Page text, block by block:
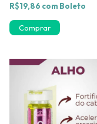
R$19,86 com Boleto